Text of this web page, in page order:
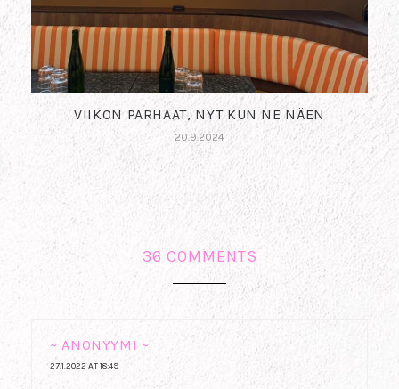
VIIKON PARHAAT, NYT KUN NE NÄEN
20.9.2024
36 COMMENTS
~ ANONYYMI ~
27.1.2022 AT 18:49